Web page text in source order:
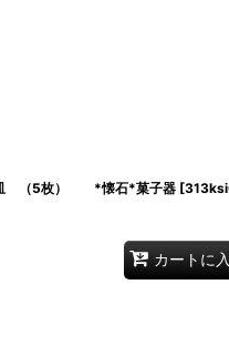
（5枚） *懐石*菓子器 [
カートに